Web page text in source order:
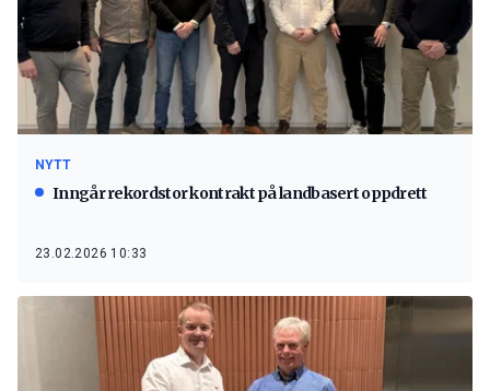
NYTT
Inngår rekordstor kontrakt på landbasert oppdrett
23.02.2026 10:33